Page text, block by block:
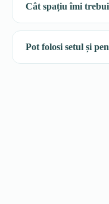
Cât spațiu îmi
Pot folosi setul și